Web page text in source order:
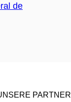
PARTNER